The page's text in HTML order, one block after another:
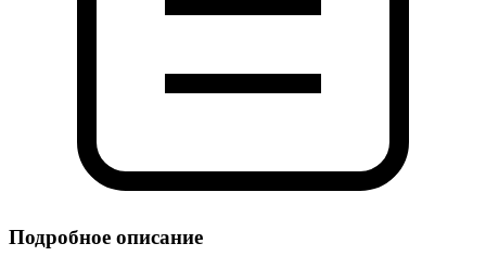
Подробное описание